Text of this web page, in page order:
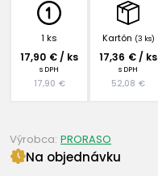
1 ks
17,90 € / ks
s DPH
17,90 €
Kartón (3 ks)
17,36 € / ks
s DPH
52,08 €
Na objednávku
Výrobca: PRORASO